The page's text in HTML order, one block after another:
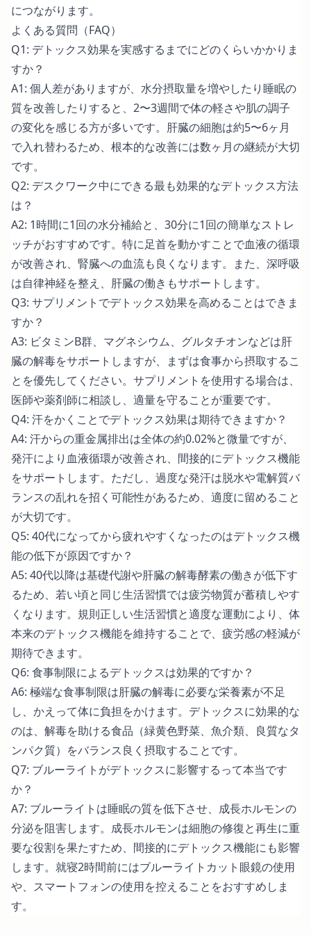
につながります。
よくある質問（FAQ）
Q1: デトックス効果を実感するまでにどのくらいかかりま
すか？
A1: 個人差がありますが、水分摂取量を増やしたり睡眠の
質を改善したりすると、2〜3週間で体の軽さや肌の調子
の変化を感じる方が多いです。肝臓の細胞は約5〜6ヶ月
で入れ替わるため、根本的な改善には数ヶ月の継続が大切
です。
Q2: デスクワーク中にできる最も効果的なデトックス方法
は？
A2: 1時間に1回の水分補給と、30分に1回の簡単なストレ
ッチがおすすめです。特に足首を動かすことで血液の循環
が改善され、腎臓への血流も良くなります。また、深呼吸
は自律神経を整え、肝臓の働きもサポートします。
Q3: サプリメントでデトックス効果を高めることはできま
すか？
A3: ビタミンB群、マグネシウム、グルタチオンなどは肝
臓の解毒をサポートしますが、まずは食事から摂取するこ
とを優先してください。サプリメントを使用する場合は、
医師や薬剤師に相談し、適量を守ることが重要です。
Q4: 汗をかくことでデトックス効果は期待できますか？
A4: 汗からの重金属排出は全体の約0.02%と微量ですが、
発汗により血液循環が改善され、間接的にデトックス機能
をサポートします。ただし、過度な発汗は脱水や電解質バ
ランスの乱れを招く可能性があるため、適度に留めること
が大切です。
Q5: 40代になってから疲れやすくなったのはデトックス機
能の低下が原因ですか？
A5: 40代以降は基礎代謝や肝臓の解毒酵素の働きが低下す
るため、若い頃と同じ生活習慣では疲労物質が蓄積しやす
くなります。規則正しい生活習慣と適度な運動により、体
本来のデトックス機能を維持することで、疲労感の軽減が
期待できます。
Q6: 食事制限によるデトックスは効果的ですか？
A6: 極端な食事制限は肝臓の解毒に必要な栄養素が不足
し、かえって体に負担をかけます。デトックスに効果的な
のは、解毒を助ける食品（緑黄色野菜、魚介類、良質なタ
ンパク質）をバランス良く摂取することです。
Q7: ブルーライトがデトックスに影響するって本当です
か？
A7: ブルーライトは睡眠の質を低下させ、成長ホルモンの
分泌を阻害します。成長ホルモンは細胞の修復と再生に重
要な役割を果たすため、間接的にデトックス機能にも影響
します。就寝2時間前にはブルーライトカット眼鏡の使用
や、スマートフォンの使用を控えることをおすすめしま
す。